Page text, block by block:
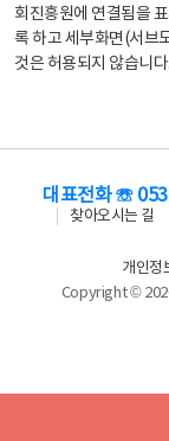
회진흥원에 연결됨을
록 하고 세부화면(서브
것은 허용되지 않습니다.
대표전화 ☏
찾아오시는 길
개인정
Copyright ©